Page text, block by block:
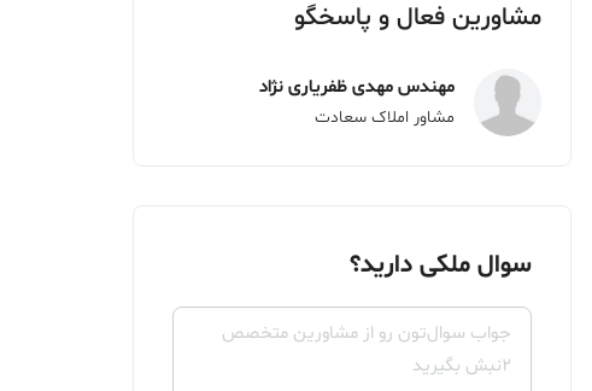
مشاورین فعال و پاسخگو
مهندس مهدی ظفریاری نژاد
مشاور املاک سعادت
سوال ملکی دارید؟